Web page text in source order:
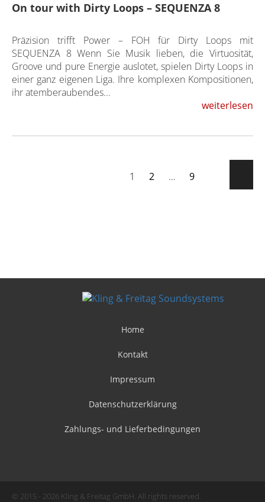
On tour with Dirty Loops – SEQUENZA 8
Präzision trifft Power – FOH für Dirty Loops mit
SEQUENZA 8 Wenn Sie Musik lieben, die Virtuosität,
Groove und pure Energie auslotet, spielen Dirty Loops in
einer ganz eigenen Liga. Ihre komplexen Kompositionen,
ihr atemberaubendes...
weiterlesen
1 2 … 9
Home
Kontakt
Impressum
Datenschutzerklärung
Zahlungs- und Lieferbedingungen
© 2015 - 2026 Kling & Freitag GmbH. All rights reserved.